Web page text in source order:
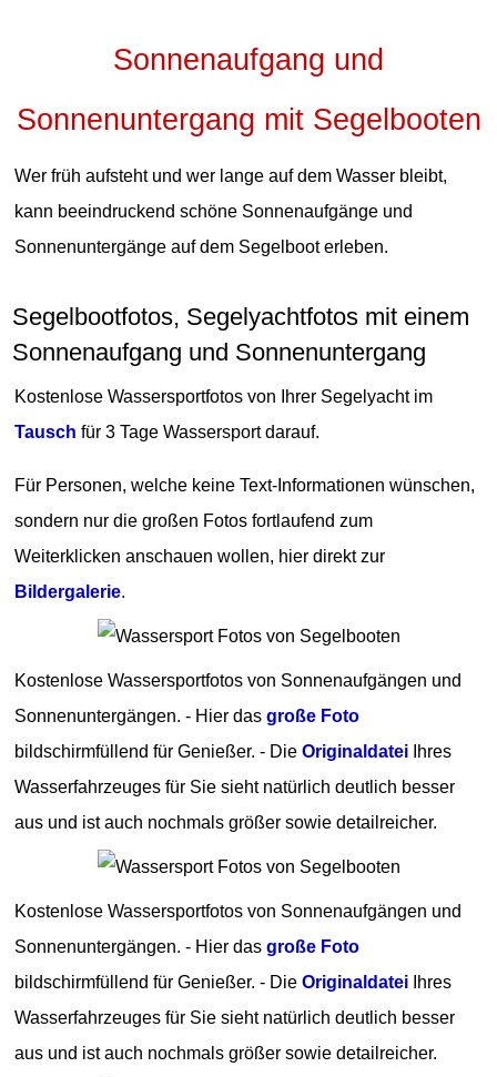
Sonnenaufgang und
Sonnenuntergang mit Segelbooten
Wer früh aufsteht und wer lange auf dem Wasser bleibt,
kann beeindruckend schöne Sonnenaufgänge und
Sonnenuntergänge auf dem Segelboot erleben.
Segelbootfotos, Segelyachtfotos mit einem
Sonnenaufgang und Sonnenuntergang
Kostenlose Wassersportfotos von Ihrer Segelyacht im
Tausch für 3 Tage Wassersport darauf.
Für Personen, welche keine Text-Informationen wünschen,
sondern nur die großen Fotos fortlaufend zum
Weiterklicken anschauen wollen, hier direkt zur
Bildergalerie.
Kostenlose Wassersportfotos von Sonnenaufgängen und
Sonnenuntergängen. - Hier dasgroße Foto
bildschirmfüllend für Genießer. - DieOriginaldatei Ihres
Wasserfahrzeuges für Sie sieht natürlich deutlich besser
aus und ist auch nochmals größer sowie detailreicher.
Kostenlose Wassersportfotos von Sonnenaufgängen und
Sonnenuntergängen. - Hier dasgroße Foto
bildschirmfüllend für Genießer. - DieOriginaldatei Ihres
Wasserfahrzeuges für Sie sieht natürlich deutlich besser
aus und ist auch nochmals größer sowie detailreicher.